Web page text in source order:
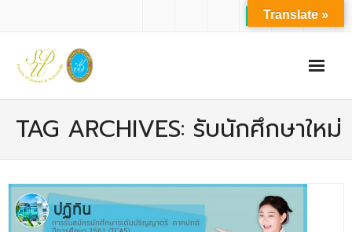
- ปรัชญา วิสัยทัศน์ พันธกิจ ของคณะ
TAG ARCHIVES: รับนักศึกษาใหม่
Translate »